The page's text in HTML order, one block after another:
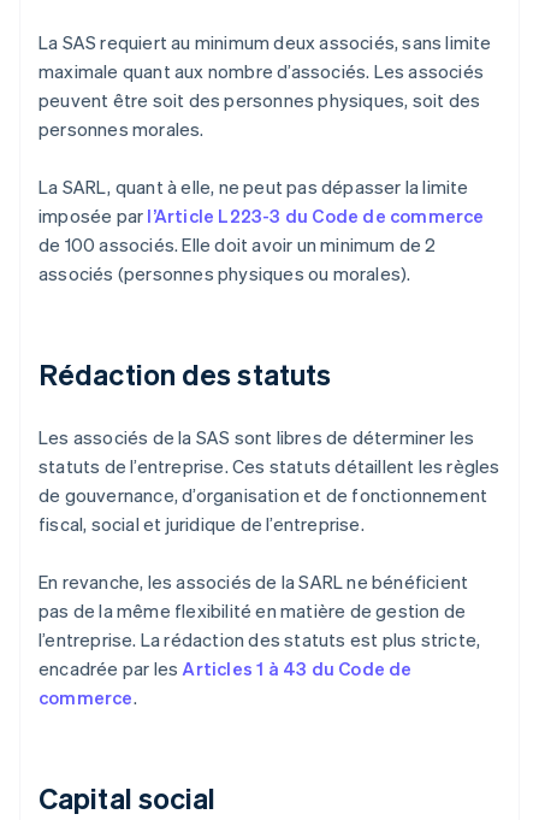
La SAS requiert au minimum deux associés, sans limite
maximale quant aux nombre d’associés. Les associés
peuvent être soit des personnes physiques, soit des
personnes morales.
La SARL, quant à elle, ne peut pas dépasser la limite
imposée par l’Article L223-3 du Code de commerce
de 100 associés. Elle doit avoir un minimum de 2
associés (personnes physiques ou morales).
Rédaction des statuts
Les associés de la SAS sont libres de déterminer les
statuts de l’entreprise. Ces statuts détaillent les règles
de gouvernance, d’organisation et de fonctionnement
fiscal, social et juridique de l’entreprise.
En revanche, les associés de la SARL ne bénéficient
pas de la même flexibilité en matière de gestion de
l’entreprise. La rédaction des statuts est plus stricte,
encadrée par lesArticles 1 à 43 du Code de
commerce.
Capital social